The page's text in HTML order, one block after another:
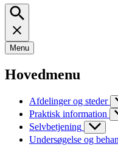
Menu
Hovedmenu
Afdelinger og steder
Praktisk information
Selvbetjening
Undersøgelse og